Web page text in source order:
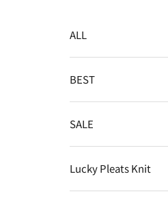
ALL
BEST
SALE
Lucky Pleats Knit